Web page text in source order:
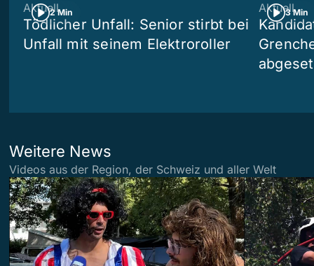
2 Min
Aktuell
Tödlicher Unfall: Senior stirbt bei
Unfall mit seinem Elektroroller
3 Min
Aktuell
Weitere News
Videos aus der Region, der Schweiz und aller Welt